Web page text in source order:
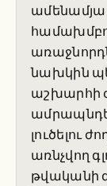
ամենամյա
նախկին
աշխարհի
լուծելու
առնչվող
թվականի